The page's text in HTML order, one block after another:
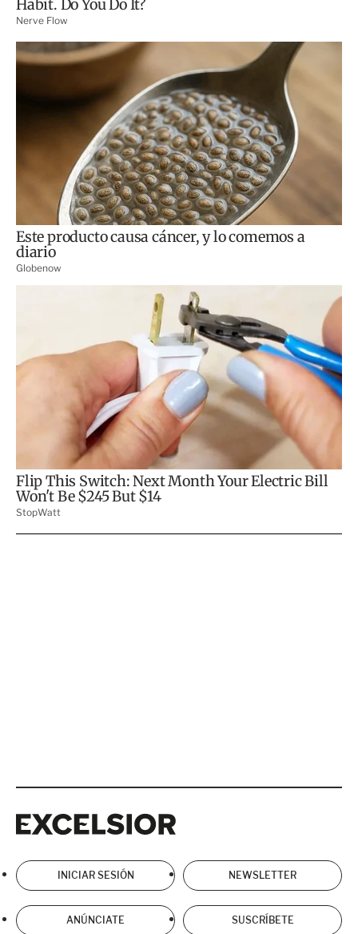
INICIAR SESIÓN NEWSLETTER
ANÚNCIATE SUSCRÍBETE